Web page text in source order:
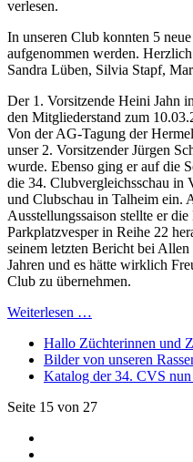
verlesen.
In unseren Club konnten 5
aufgenommen werden.
Sandra Lüben, Silvia Stapf,
Der 1. Vorsitzende Heini Jahn
den Mitgliederstand zum
Von der AG-Tagung der
unser 2. Vorsitzender Jürgen
wurde. Ebenso ging er auf die
die 34. Clubvergleichsschau in
und Clubschau in Talheim ein.
Ausstellungssaison stellte er
Parkplatzvesper in Reihe 22
seinem letzten Bericht bei
Jahren und es hätte wirklich
Club zu übernehmen.
Weiterlesen …
Hallo Züchterinnen und
Bilder von unseren
Katalog der 34. CVS
Seite 15 von 27